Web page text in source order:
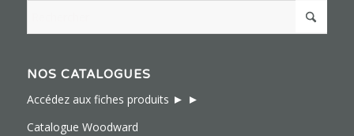
NOS CATALOGUES
Accédez aux fiches produits ► ►
Catalogue Woodward